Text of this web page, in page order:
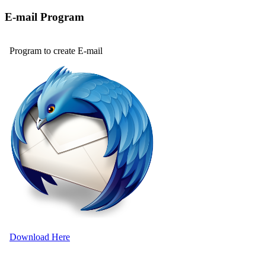
E-mail Program
Program to create E-mail
Download Here